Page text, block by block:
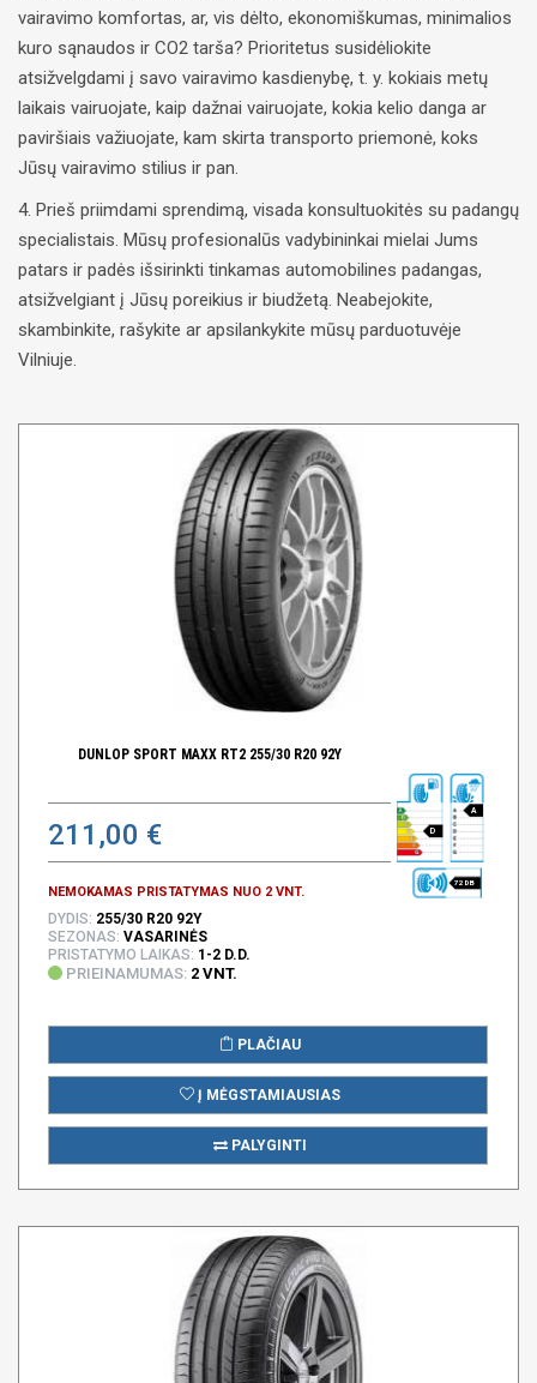
vairavimo komfortas, ar, vis dėlto, ekonomiškumas, minimalios
kuro sąnaudos ir CO2 tarša? Prioritetus susidėliokite
atsižvelgdami į savo vairavimo kasdienybę, t. y. kokiais metų
laikais vairuojate, kaip dažnai vairuojate, kokia kelio danga ar
paviršiais važiuojate, kam skirta transporto priemonė, koks
Jūsų vairavimo stilius ir pan.
4. Prieš priimdami sprendimą, visada konsultuokitės su padangų
specialistais. Mūsų profesionalūs vadybininkai mielai Jums
patars ir padės išsirinkti tinkamas automobilines padangas,
atsižvelgiant į Jūsų poreikius ir biudžetą. Neabejokite,
skambinkite, rašykite ar apsilankykite mūsų parduotuvėje
Vilniuje.
DUNLOP SPORT MAXX RT2 255/30 R20 92Y
211,00 €
NEMOKAMAS PRISTATYMAS NUO 2 VNT.
D
A
72 DB
DYDIS: 255/30 R20 92Y
SEZONAS: VASARINĖS
PRISTATYMO LAIKAS: 1-2 D.D.
PRIEINAMUMAS: 2 VNT.
PLAČIAU
Į MĖGSTAMIAUSIAS
PALYGINTI